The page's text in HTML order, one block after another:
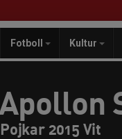
Fotboll Kultur
Apollon
Pojkar 2015 Vit